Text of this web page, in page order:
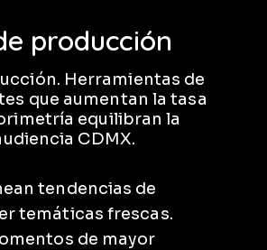
producción
Herramientas de
que aumentan la tasa
equilibran la
CDMX.
tendencias de
temáticas frescas.
de mayor